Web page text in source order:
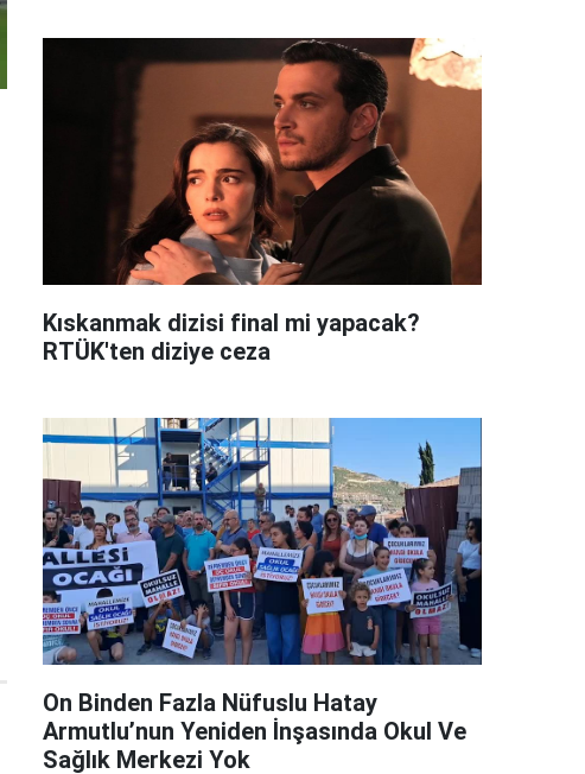
Kıskanmak dizisi final mi yapacak?
RTÜK'ten diziye ceza
On Binden Fazla Nüfuslu Hatay
Armutlu’nun Yeniden İnşasında Okul Ve
Sağlık Merkezi Yok